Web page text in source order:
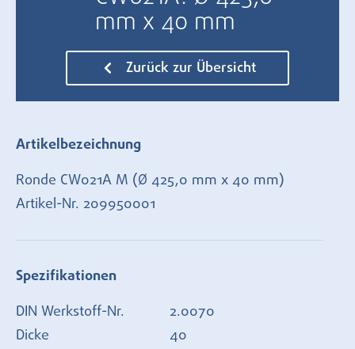
mm x 40 mm
Zurück zur Übersicht
Artikelbezeichnung
Ronde CW021A M (Ø 425,0 mm x 40 mm)
Artikel-Nr. 209950001
Spezifikationen
DIN Werkstoff-Nr.
2.0070
Dicke
40